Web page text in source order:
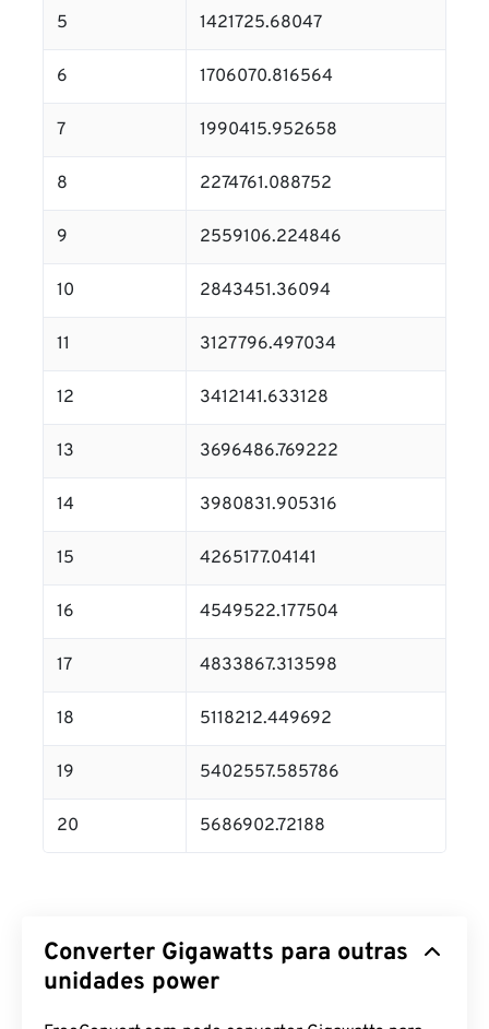
5 1421725.68047
6 1706070.816564
7 1990415.952658
8 2274761.088752
9 2559106.224846
10 2843451.36094
11 3127796.497034
12 3412141.633128
13 3696486.769222
14 3980831.905316
15 4265177.04141
16 4549522.177504
17 4833867.313598
18 5118212.449692
19 5402557.585786
20 5686902.72188
Converter Gigawatts para outras
unidades power